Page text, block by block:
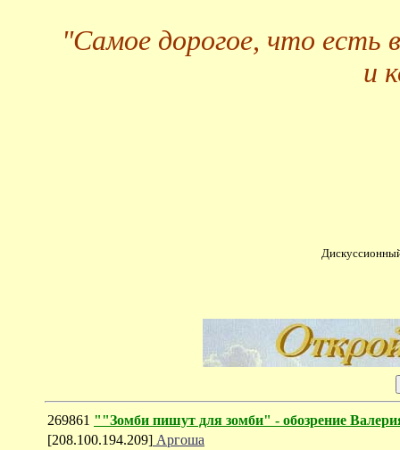
"Самое дорогое, что есть
и
269861 ""Зомби пишут для зомби" - обозрение
[208.100.194.209] Аргоша